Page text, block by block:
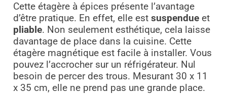
Cette étagère à épices présente l’avantage
d’être pratique. En effet, elle est suspendueet
pliable. Non seulement esthétique, cela laisse
davantage de place dans la cuisine. Cette
étagère magnétique est facile à installer. Vous
pouvez l’accrocher sur un réfrigérateur. Nul
besoin de percer des trous. Mesurant 30 x 11
x 35 cm, elle ne prend pas une grande place.